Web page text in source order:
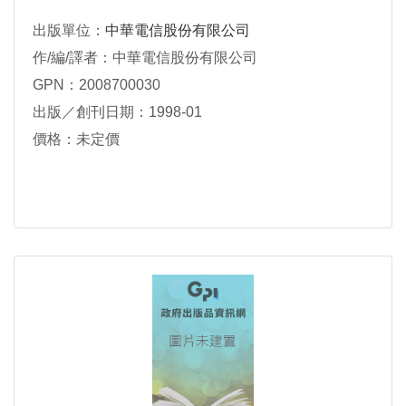
出版單位： 中華電信股份有限公司
作/編/譯者：中華電信股份有限公司
GPN：2008700030
出版／創刊日期：1998-01
價格：未定價